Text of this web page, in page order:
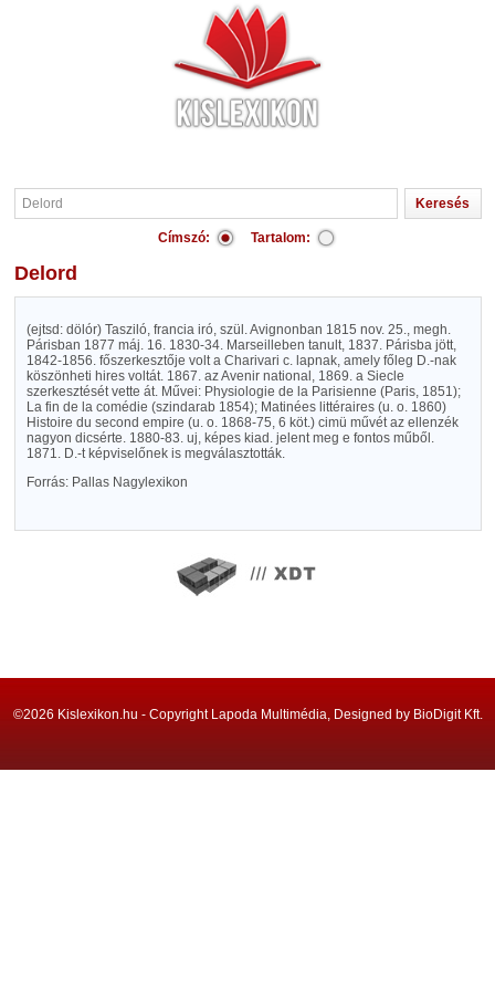
Címszó: Tartalom:
Delord
(ejtsd: dölór) Tasziló, francia iró, szül. Avignonban 1815 nov. 25., megh.
Párisban 1877 máj. 16. 1830-34. Marseilleben tanult, 1837. Párisba jött,
1842-1856. főszerkesztője volt a Charivari c. lapnak, amely főleg D.-nak
köszönheti hires voltát. 1867. az Avenir national, 1869. a Siecle
szerkesztését vette át. Művei: Physiologie de la Parisienne (Paris, 1851);
La fin de la comédie (szindarab 1854); Matinées littéraires (u. o. 1860)
Histoire du second empire (u. o. 1868-75, 6 köt.) cimü művét az ellenzék
nagyon dicsérte. 1880-83. uj, képes kiad. jelent meg e fontos műből.
1871. D.-t képviselőnek is megválasztották.
Forrás: Pallas Nagylexikon
©2026 Kislexikon.hu - Copyright Lapoda Multimédia, Designed by BioDigit Kft.